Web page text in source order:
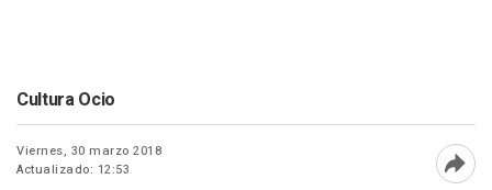
Cultura Ocio
Viernes, 30 marzo 2018
Actualizado: 12:53